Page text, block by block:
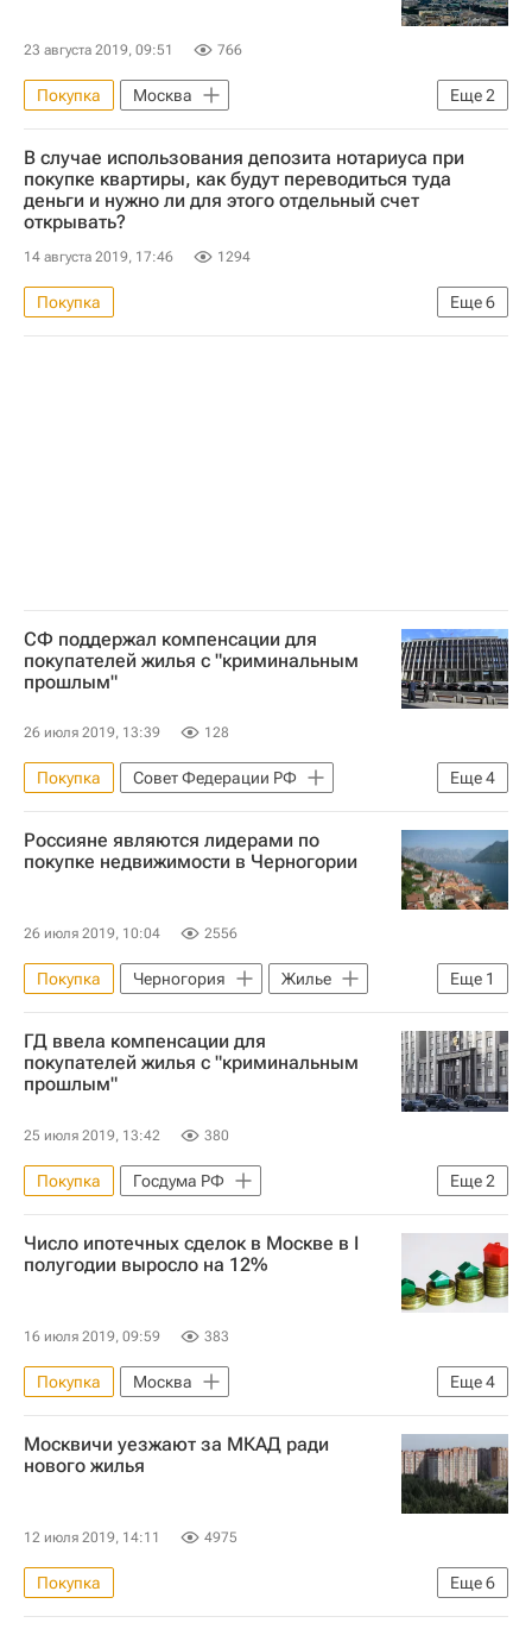
23 августа 2019, 09:51 766
Еще2
Покупка
Москва
Коммерческая недвижимость
Офисы
В случае использования депозита нотариуса при
покупке квартиры, как будут переводиться туда
деньги и нужно ли для этого отдельный счет
открывать?
14 августа 2019, 17:46 1294
Еще6
Покупка
Федеральная нотариальная палата: нотариусы советуют
СФ поддержал компенсации для
покупателей жилья с "криминальным
прошлым"
26 июля 2019, 13:39 128
Еще4
Покупка
Совет Федерации РФ
Сделки
Жилье
Законодательство
Россия
Россияне являются лидерами по
покупке недвижимости в Черногории
26 июля 2019, 10:04 2556
Еще 1
Покупка Черногория
Жилье
Россия
ГД ввела компенсации для
покупателей жилья с "криминальным
прошлым"
25 июля 2019, 13:42 380
Еще2
Покупка
Госдума РФ
Павел Крашенинников
Жилье
Число ипотечных сделок в Москве в I
полугодии выросло на 12%
16 июля 2019, 09:59 383
Еще4
Покупка
Москва
Федеральная служба государственной регистрации, кадастра и картографии (Росреестр)
Жилье
Ипотека Сделки
Москвичи уезжают за МКАД ради
нового жилья
12 июля 2019, 14:11 4975
Еще6
Покупка
Московская область (Подмосковье)